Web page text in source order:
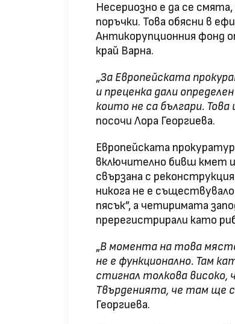
Несериозно е да се
поръчки. Това обясни в
Антикорупционния фонд
край Варна.
„За Европейската
и преценка дали
които не са българи.
посочи Лора Георгиева.
Европейската
включително бивш кмет
свързана с
никога не е
пясък”, а четиримата
пререгистрирали като
„В момента на това
не е функционално. Там
стигнал толкова високо,
Твърденията, че там ще
Георгиева.